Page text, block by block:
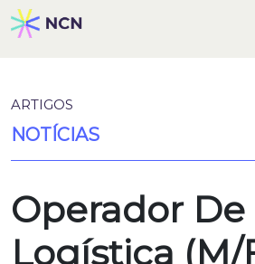
ARTIGOS
NOTÍCIAS
Operador De
Logística (M/